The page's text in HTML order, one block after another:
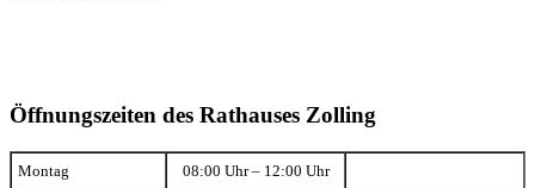
Öffnungszeiten des Rathauses Zolling
Montag 08:00 Uhr – 12:00 Uhr